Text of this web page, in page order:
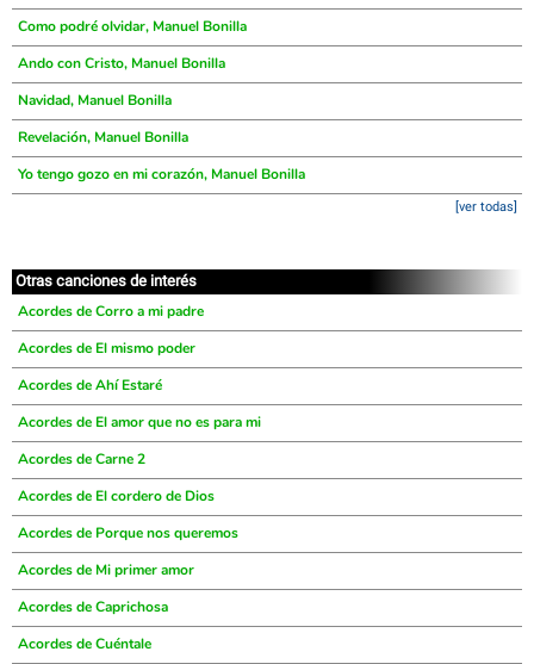
Como podré olvidar, Manuel Bonilla
Ando con Cristo, Manuel Bonilla
Navidad, Manuel Bonilla
Revelación, Manuel Bonilla
Yo tengo gozo en mi corazón, Manuel Bonilla
[ver todas]
Otras canciones de interés
Acordes de Corro a mi padre
Acordes de El mismo poder
Acordes de Ahí Estaré
Acordes de El amor que no es para mi
Acordes de Carne 2
Acordes de El cordero de Dios
Acordes de Porque nos queremos
Acordes de Mi primer amor
Acordes de Caprichosa
Acordes de Cuéntale